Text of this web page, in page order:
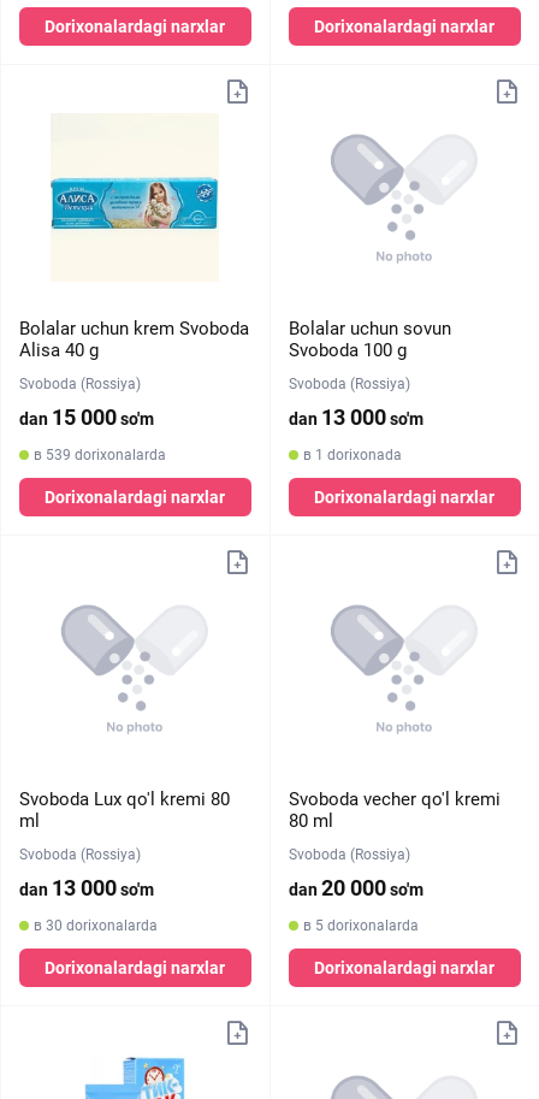
Dorixonalardagi narxlar Dorixonalardagi narxlar
Bolalar uchun krem Svoboda
Alisa 40 g
Svoboda (Rossiya)
dan 15 000so'm
в 539 dorixonalarda
Dorixonalardagi narxlar
Bolalar uchun sovun
Svoboda 100 g
Svoboda (Rossiya)
dan 13 000so'm
в 1 dorixonada
Dorixonalardagi narxlar
Svoboda Lux qo'l kremi 80
ml
Svoboda (Rossiya)
dan 13 000so'm
в 30 dorixonalarda
Dorixonalardagi narxlar
Svoboda vecher qo'l kremi
80 ml
Svoboda (Rossiya)
dan20 000so'm
в 5 dorixonalarda
Dorixonalardagi narxlar